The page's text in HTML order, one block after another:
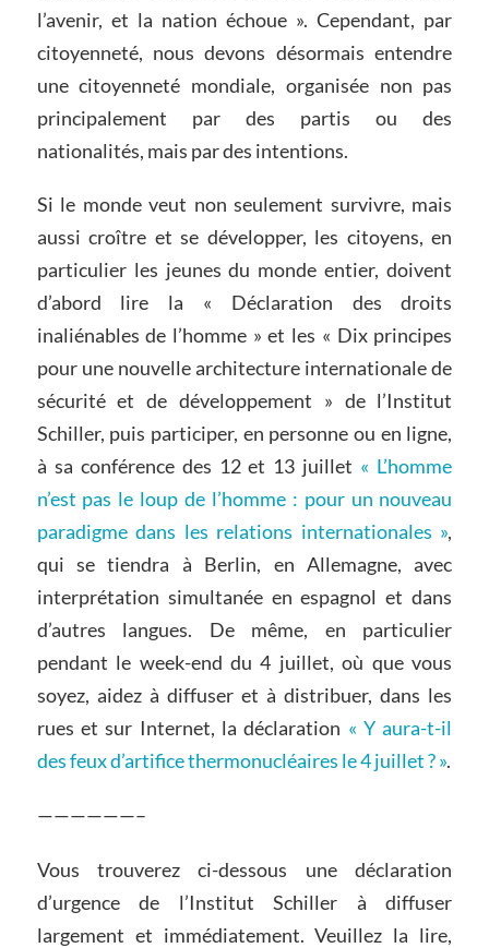
l’avenir, et la nation échoue ». Cependant, par
citoyenneté, nous devons désormais entendre
une citoyenneté mondiale, organisée non pas
principalement par des partis ou des
nationalités, mais par des intentions.
Si le monde veut non seulement survivre, mais
aussi croître et se développer, les citoyens, en
particulier les jeunes du monde entier, doivent
d’abord lire la « Déclaration des droits
inaliénables de l’homme » et les « Dix principes
pour une nouvelle architecture internationale de
sécurité et de développement » de l’Institut
Schiller, puis participer, en personne ou en ligne,
à sa conférence des 12 et 13 juillet « L’homme
n’est pas le loup de l’homme : pour un nouveau
paradigme dans les relations internationales »,
qui se tiendra à Berlin, en Allemagne, avec
interprétation simultanée en espagnol et dans
d’autres langues. De même, en particulier
pendant le week-end du 4 juillet, où que vous
soyez, aidez à diffuser et à distribuer, dans les
rues et sur Internet, la déclaration « Y aura-t-il
des feux d’artifice thermonucléaires le 4 juillet ? ».
——————–
Vous trouverez ci-dessous une déclaration
d’urgence de l’Institut Schiller à diffuser
largement et immédiatement. Veuillez la lire,